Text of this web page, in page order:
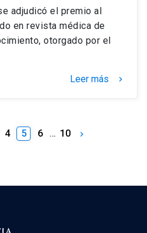
adjudicó el premio al
en revista médica de
otorgado por el
Leer más keyboard_arrow_right
4 5 6 … 10 keyboard_arrow_right